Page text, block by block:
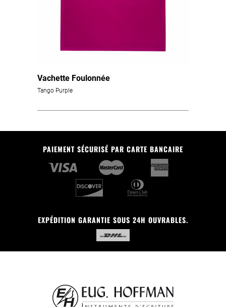
Vachette Foulonnée
Tango Purple
PAIEMENT SÉCURISÉ PAR CARTE BANCAIRE
EXPÉDITION GARANTIE SOUS 24H OUVRABLES.